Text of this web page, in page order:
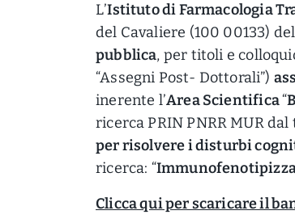
L’Istituto di Farmacologia
del Cavaliere (100 00133)
pubblica, per titoli e
“Assegni Post- Dottorali”)
inerente l’Area Scientifica“
ricerca PRIN PNRR MUR dal
per risolvere i disturbi
ricerca: “
Clicca qui per scaricare il